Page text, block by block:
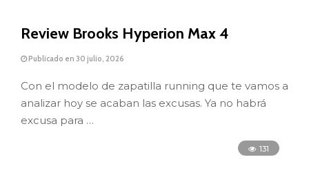
Review Brooks Hyperion Max 4
Publicado en 30 julio, 2026
Con el modelo de zapatilla running que te vamos a
analizar hoy se acaban las excusas. Ya no habrá
excusa para …
131